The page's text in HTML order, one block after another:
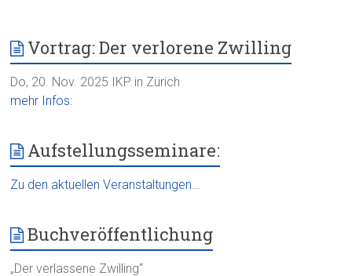
Vortrag: Der verlorene Zwilling
Do, 20. Nov. 2025 IKP in Zürich
mehr Infos:
Aufstellungsseminare:
Zu den aktuellen Veranstaltungen…
Buchveröffentlichung
„Der verlassene Zwilling“